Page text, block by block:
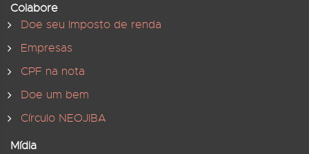
Colabore
Doe seu Imposto de renda
Empresas
CPF na nota
Doe um bem
Círculo NEOJIBA
Mídia